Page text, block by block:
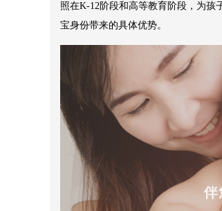
照在K-12阶段和高等教育阶段，为孩
宝身份带来的具体优势。